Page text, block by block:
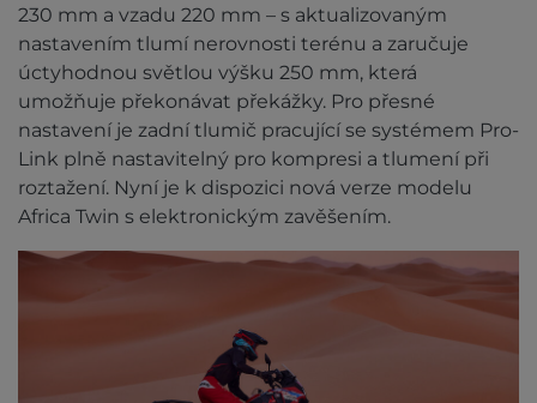
230 mm a vzadu 220 mm – s aktualizovaným
nastavením tlumí nerovnosti terénu a zaručuje
úctyhodnou světlou výšku 250 mm, která
umožňuje překonávat překážky. Pro přesné
nastavení je zadní tlumič pracující se systémem Pro-
Link plně nastavitelný pro kompresi a tlumení při
roztažení. Nyní je k dispozici nová verze modelu
Africa Twin s elektronickým zavěšením.